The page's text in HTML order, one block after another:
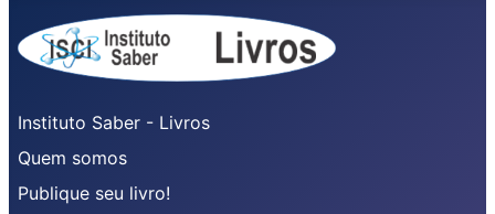
Instituto Saber - Livros
Quem somos
Publique seu livro!